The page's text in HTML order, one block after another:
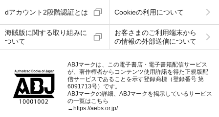
dアカウント2段階認証とは Cookieの利用について
海賊版に関する取り組みに
ついて
お客さまのご利用端末から
の情報の外部送信について
ABJマークは、この電子書店・電子書籍配信サービス
が、著作権者からコンテンツ使用許諾を得た正規版配
信サービスであることを示す登録商標（登録番号 第
6091713号）です。
ABJマークの詳細、ABJマークを掲示しているサービス
の一覧はこちら
→ https://aebs.or.jp/